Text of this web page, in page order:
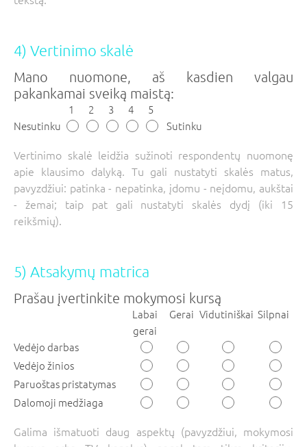
4) Vertinimo skalė
Mano nuomone, aš kasdien valgau
pakankamai sveiką maistą:
1 2 3 4
5
Nesutinku
Sutinku
Vertinimo skalė leidžia sužinoti respondentų nuomonę
apie klausimo dalyką. Tu gali nustatyti skalės matus,
pavyzdžiui: patinka - nepatinka, įdomu - neįdomu, aukštai
- žemai; taip pat gali nustatyti skalės dydį (iki 15
reikšmių).
5) Atsakymų matrica
Prašau įvertinkite mokymosi kursą
Labai
gerai
Gerai Vidutiniškai Silpnai
Vedėjo darbas
Vedėjo žinios
Paruoštas pristatymas
Dalomoji medžiaga
Galima išmatuoti daug aspektų (pavyzdžiui, mokymosi